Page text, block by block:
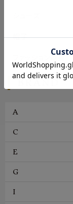
帽子
ファッション雑貨
A
C
E
G
I